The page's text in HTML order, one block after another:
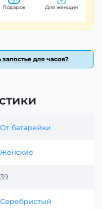
Подарок Для женщин
для часов?
От батарейки
Женские
39
Серебристый